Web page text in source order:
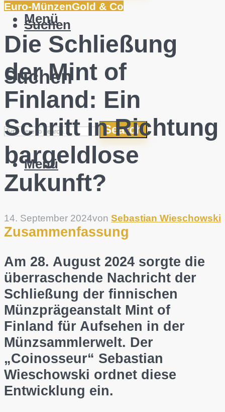
Menü
Suchen
Suchen
Search
Menü
Euro-MünzenGold & Co
Die Schließung
der Mint of
Finland: Ein
Schritt in Richtung
bargeldlose
Zukunft?
14. September 2024von Sebastian Wieschowski
Zusammenfassung
Am 28. August 2024 sorgte die
überraschende Nachricht der
Schließung der finnischen
Münzprägeanstalt Mint of
Finland für Aufsehen in der
Münzsammlerwelt. Der
„Coinosseur“ Sebastian
Wieschowski ordnet diese
Entwicklung ein.